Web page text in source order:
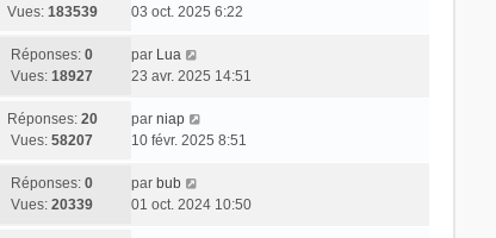
Vues: 183539
03 oct. 2025 6:22
Réponses:0
Vues:18927
par Lua
23 avr. 2025 14:51
Réponses: 20
Vues:58207
par niap
10 févr. 2025 8:51
Réponses:0
Vues:20339
par bub
01 oct. 2024 10:50